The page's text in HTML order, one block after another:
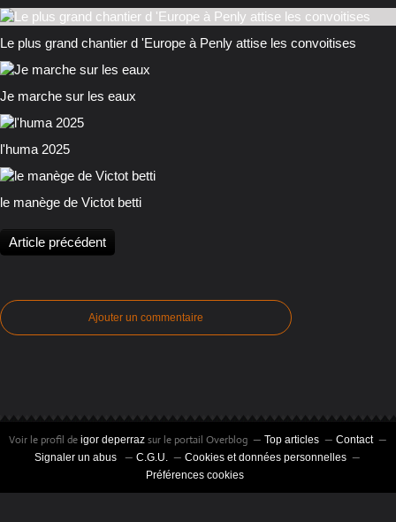
Le plus grand chantier d 'Europe à Penly attise les convoitises
Je marche sur les eaux
l'huma 2025
le manège de Victot betti
Article précédent
Ajouter un commentaire
Voir le profil de igor deperraz sur le portail Overblog Top articles
Contact
Signaler un abus
C.G.U.
Cookies et données personnelles
Préférences cookies